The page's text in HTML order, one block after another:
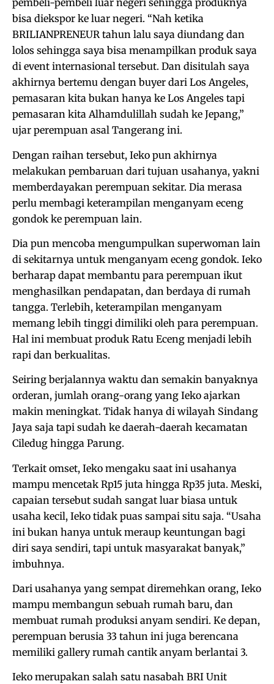
pembeli-pembeli luar negeri sehingga produknya
bisa diekspor ke luar negeri. “Nah ketika
BRILIANPRENEUR tahun lalu saya diundang dan
lolos sehingga saya bisa menampilkan produk saya
di event internasional tersebut. Dan disitulah saya
akhirnya bertemu dengan buyer dari Los Angeles,
pemasaran kita bukan hanya ke Los Angeles tapi
pemasaran kita Alhamdulillah sudah ke Jepang,”
ujar perempuan asal Tangerang ini.
Dengan raihan tersebut, Ieko pun akhirnya
melakukan pembaruan dari tujuan usahanya, yakni
memberdayakan perempuan sekitar. Dia merasa
perlu membagi keterampilan menganyam eceng
gondok ke perempuan lain.
Dia pun mencoba mengumpulkan superwoman lain
di sekitarnya untuk menganyam eceng gondok. Ieko
berharap dapat membantu para perempuan ikut
menghasilkan pendapatan, dan berdaya di rumah
tangga. Terlebih, keterampilan menganyam
memang lebih tinggi dimiliki oleh para perempuan.
Hal ini membuat produk Ratu Eceng menjadi lebih
rapi dan berkualitas.
Seiring berjalannya waktu dan semakin banyaknya
orderan, jumlah orang-orang yang Ieko ajarkan
makin meningkat. Tidak hanya di wilayah Sindang
Jaya saja tapi sudah ke daerah-daerah kecamatan
Ciledug hingga Parung.
Terkait omset, Ieko mengaku saat ini usahanya
mampu mencetak Rp15 juta hingga Rp35 juta. Meski,
capaian tersebut sudah sangat luar biasa untuk
usaha kecil, Ieko tidak puas sampai situ saja. “Usaha
ini bukan hanya untuk meraup keuntungan bagi
diri saya sendiri, tapi untuk masyarakat banyak,”
imbuhnya.
Dari usahanya yang sempat diremehkan orang, Ieko
mampu membangun sebuah rumah baru, dan
membuat rumah produksi anyam sendiri. Ke depan,
perempuan berusia 33 tahun ini juga berencana
memiliki gallery rumah cantik anyam berlantai 3.
Ieko merupakan salah satu nasabah BRI Unit